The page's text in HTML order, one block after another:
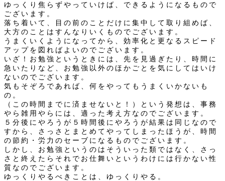
ゆっくり焦らずやっていけば、できるようになるもので
ございます。
落ち着いて、目の前のことだけに集中して取り組めば、
大方のことはすんなりいくものでございます。
うまくいくようになってから、効率化と更なるスピード
アップを図ればよいのでございます。
いざ！お勉強というときには、先を見過ぎたり、時間に
急いたりなど、お勉強以外のほかごとを気にしてはいけ
ないのでございます。
気もそぞろであれば、何をやってもうまくいかないも
の。
（この時間までに済ませないと！）という発想は、事務
やら雑用やらには、適った考え方なのでございます。
５分後にやろうが５時間後にやろうが結果は同じなので
すから、さっさとまとめてやってしまったほうが、時間
の節約・労力のセーブになるものでございます。
しかし、お勉強というのはそういった類ではなく、さっ
さと終えたらそれでお仕舞いというわけには行かない性
質なのでございます。
ゆっくりやるべきことは、ゆっくりやる。